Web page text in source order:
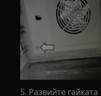
5. Развийте